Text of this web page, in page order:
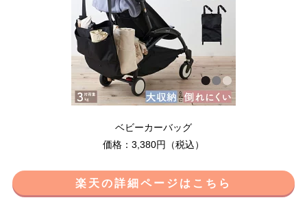
ベビーカーバッグ
価格：3,380円（税込）
楽天の詳細ページはこちら